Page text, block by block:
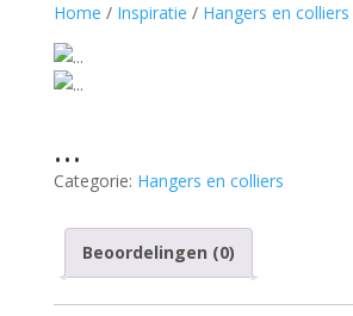
Home / Inspiratie / Hangers en colliers
…
Categorie: Hangers en colliers
Beoordelingen (0)